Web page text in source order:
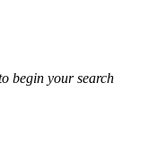
begin your search